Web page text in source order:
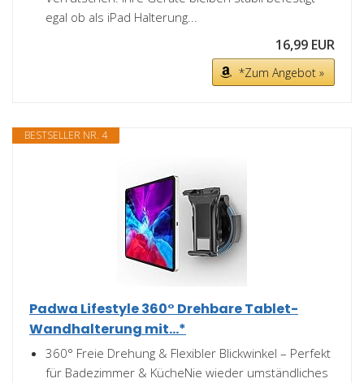
egal ob als iPad Halterung...
16,99 EUR
*Zum Angebot »
BESTSELLER NR. 4
Padwa Lifestyle 360° Drehbare Tablet-
Wandhalterung mit...*
360° Freie Drehung & Flexibler Blickwinkel – Perfekt
für Badezimmer & KücheNie wieder umständliches